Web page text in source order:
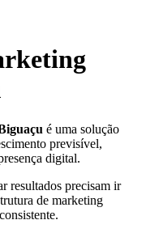
é uma solução
previsível,
digital.
resultados precisam ir
de marketing